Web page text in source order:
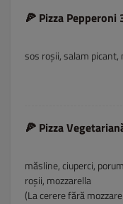
🍕 Pizza Pepperoni
sos roșii, salam picant,
🍕 Pizza
măsline, ciuperci,
roșii, mozzarella
(La cerere fără